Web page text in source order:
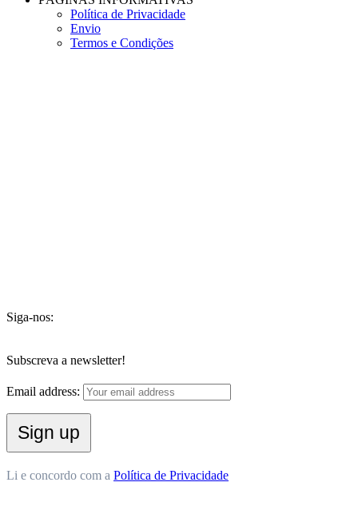
Política de Privacidade
Envio
Termos e Condições
Siga-nos:
Subscreva a newsletter!
Email address:
Li e concordo com a Política de Privacidade